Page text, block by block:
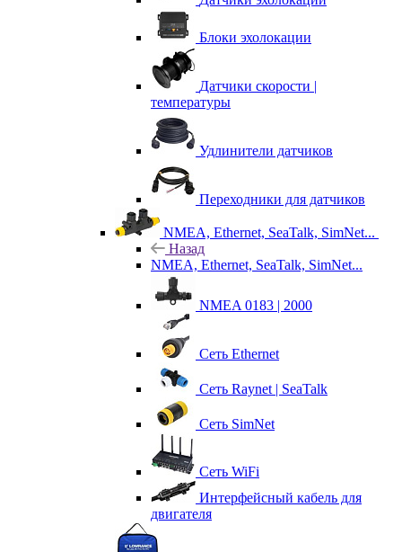
Блоки эхолокации
Датчики скорости |
температуры
Удлинители датчиков
Переходники для датчиков
NMEA, Ethernet, SeaTalk, SimNet...
Назад
NMEA, Ethernet, SeaTalk, SimNet...
NMEA 0183 | 2000
Сеть Ethernet
Сеть Raynet | SeaTalk
Сеть SimNet
Сеть WiFi
Интерфейсный кабель для
двигателя